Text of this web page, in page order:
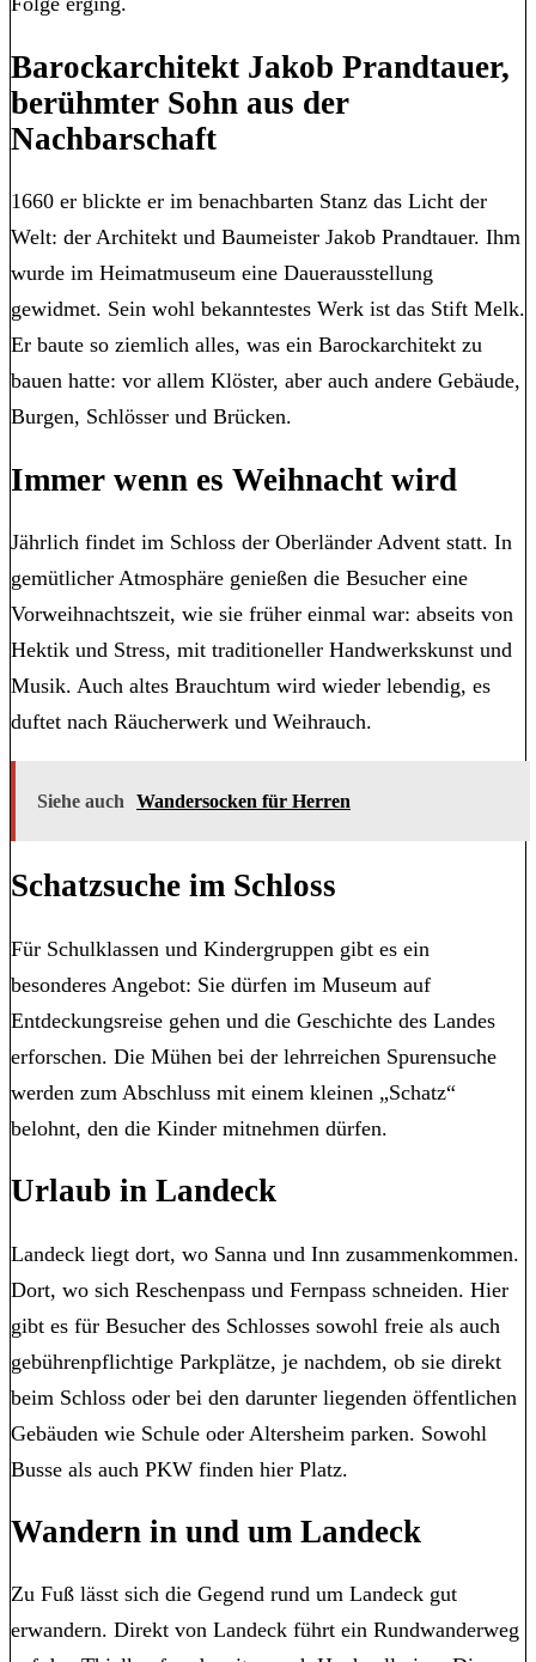
Barockarchitekt Jakob Prandtauer,
berühmter Sohn aus der
Nachbarschaft
1660 er blickte er im benachbarten Stanz das Licht der
Welt: der Architekt und Baumeister Jakob Prandtauer. Ihm
wurde im Heimatmuseum eine Dauerausstellung
gewidmet. Sein wohl bekanntestes Werk ist das Stift Melk.
Er baute so ziemlich alles, was ein Barockarchitekt zu
bauen hatte: vor allem Klöster, aber auch andere Gebäude,
Burgen, Schlösser und Brücken.
Immer wenn es Weihnacht wird
Jährlich findet im Schloss der Oberländer Advent statt. In
gemütlicher Atmosphäre genießen die Besucher eine
Vorweihnachtszeit, wie sie früher einmal war: abseits von
Hektik und Stress, mit traditioneller Handwerkskunst und
Musik. Auch altes Brauchtum wird wieder lebendig, es
duftet nach Räucherwerk und Weihrauch.
Siehe auch Wandersocken für Herren
Schatzsuche im Schloss
Für Schulklassen und Kindergruppen gibt es ein
besonderes Angebot: Sie dürfen im Museum auf
Entdeckungsreise gehen und die Geschichte des Landes
erforschen. Die Mühen bei der lehrreichen Spurensuche
werden zum Abschluss mit einem kleinen „Schatz“
belohnt, den die Kinder mitnehmen dürfen.
Urlaub in Landeck
Landeck liegt dort, wo Sanna und Inn zusammenkommen.
Dort, wo sich Reschenpass und Fernpass schneiden. Hier
gibt es für Besucher des Schlosses sowohl freie als auch
gebührenpflichtige Parkplätze, je nachdem, ob sie direkt
beim Schloss oder bei den darunter liegenden öffentlichen
Gebäuden wie Schule oder Altersheim parken. Sowohl
Busse als auch PKW finden hier Platz.
Wandern in und um Landeck
Zu Fuß lässt sich die Gegend rund um Landeck gut
erwandern. Direkt von Landeck führt ein Rundwanderweg